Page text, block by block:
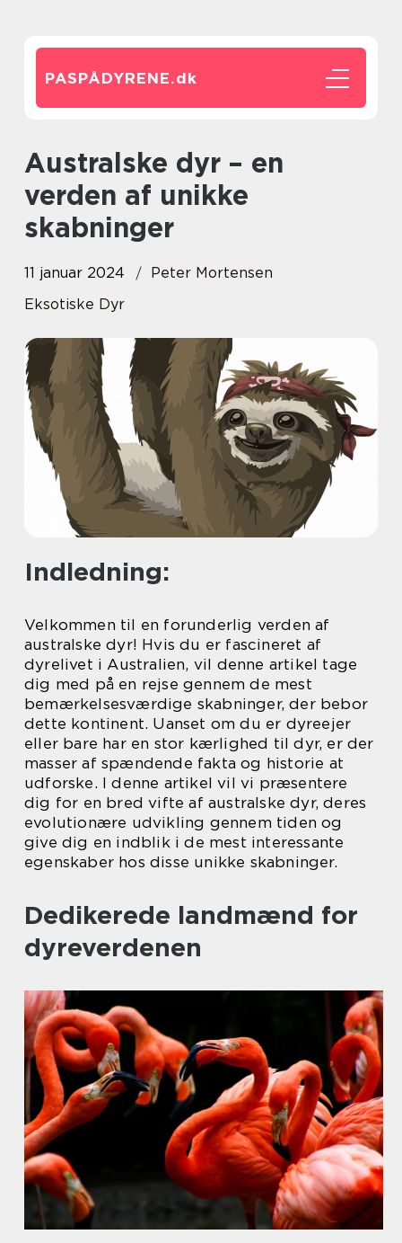
PASPÅDYRENE.dk
Australske dyr – en
verden af unikke
skabninger
11 januar 2024
Peter Mortensen
Eksotiske Dyr
Indledning:
Velkommen til en forunderlig verden af
australske dyr! Hvis du er fascineret af
dyrelivet i Australien, vil denne artikel tage
dig med på en rejse gennem de mest
bemærkelsesværdige skabninger, der bebor
dette kontinent. Uanset om du er dyreejer
eller bare har en stor kærlighed til dyr, er der
masser af spændende fakta og historie at
udforske. I denne artikel vil vi præsentere
dig for en bred vifte af australske dyr, deres
evolutionære udvikling gennem tiden og
give dig en indblik i de mest interessante
egenskaber hos disse unikke skabninger.
Dedikerede landmænd for
dyreverdenen